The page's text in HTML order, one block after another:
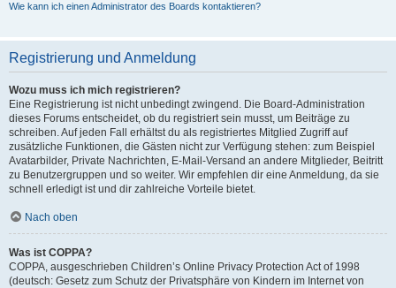
Wie kann ich einen Administrator des Boards kontaktieren?
Registrierung und Anmeldung
Wozu muss ich mich registrieren?
Eine Registrierung ist nicht unbedingt zwingend. Die Board-Administration
dieses Forums entscheidet, ob du registriert sein musst, um Beiträge zu
schreiben. Auf jeden Fall erhältst du als registriertes Mitglied Zugriff auf
zusätzliche Funktionen, die Gästen nicht zur Verfügung stehen: zum Beispiel
Avatarbilder, Private Nachrichten, E-Mail-Versand an andere Mitglieder, Beitritt
zu Benutzergruppen und so weiter. Wir empfehlen dir eine Anmeldung, da sie
schnell erledigt ist und dir zahlreiche Vorteile bietet.
Nach oben
Was ist COPPA?
COPPA, ausgeschrieben Children’s Online Privacy Protection Act of 1998
(deutsch: Gesetz zum Schutz der Privatsphäre von Kindern im Internet von